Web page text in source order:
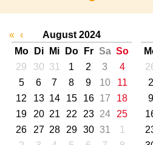
« ‹
August 2024
Mo
Di Mi Do Fr Sa So
29
30 31 1 2 3
4
5
6 7 8 9 10
11
12
13 14 15 16 17
18
19
20 21 22 23 24
25
26
27 28 29 30 31
1
2
9